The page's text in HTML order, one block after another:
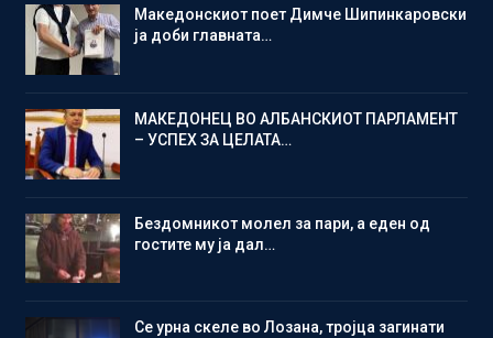
Македонскиот поет Димче Шипинкаровски
ја доби главната…
МАКЕДОНЕЦ ВО АЛБАНСКИОТ ПАРЛАМЕНТ
– УСПЕХ ЗА ЦЕЛАТА…
Бездомникот молел за пари, а еден од
гостите му ја дал…
Се урна скеле во Лозана, тројца загинати